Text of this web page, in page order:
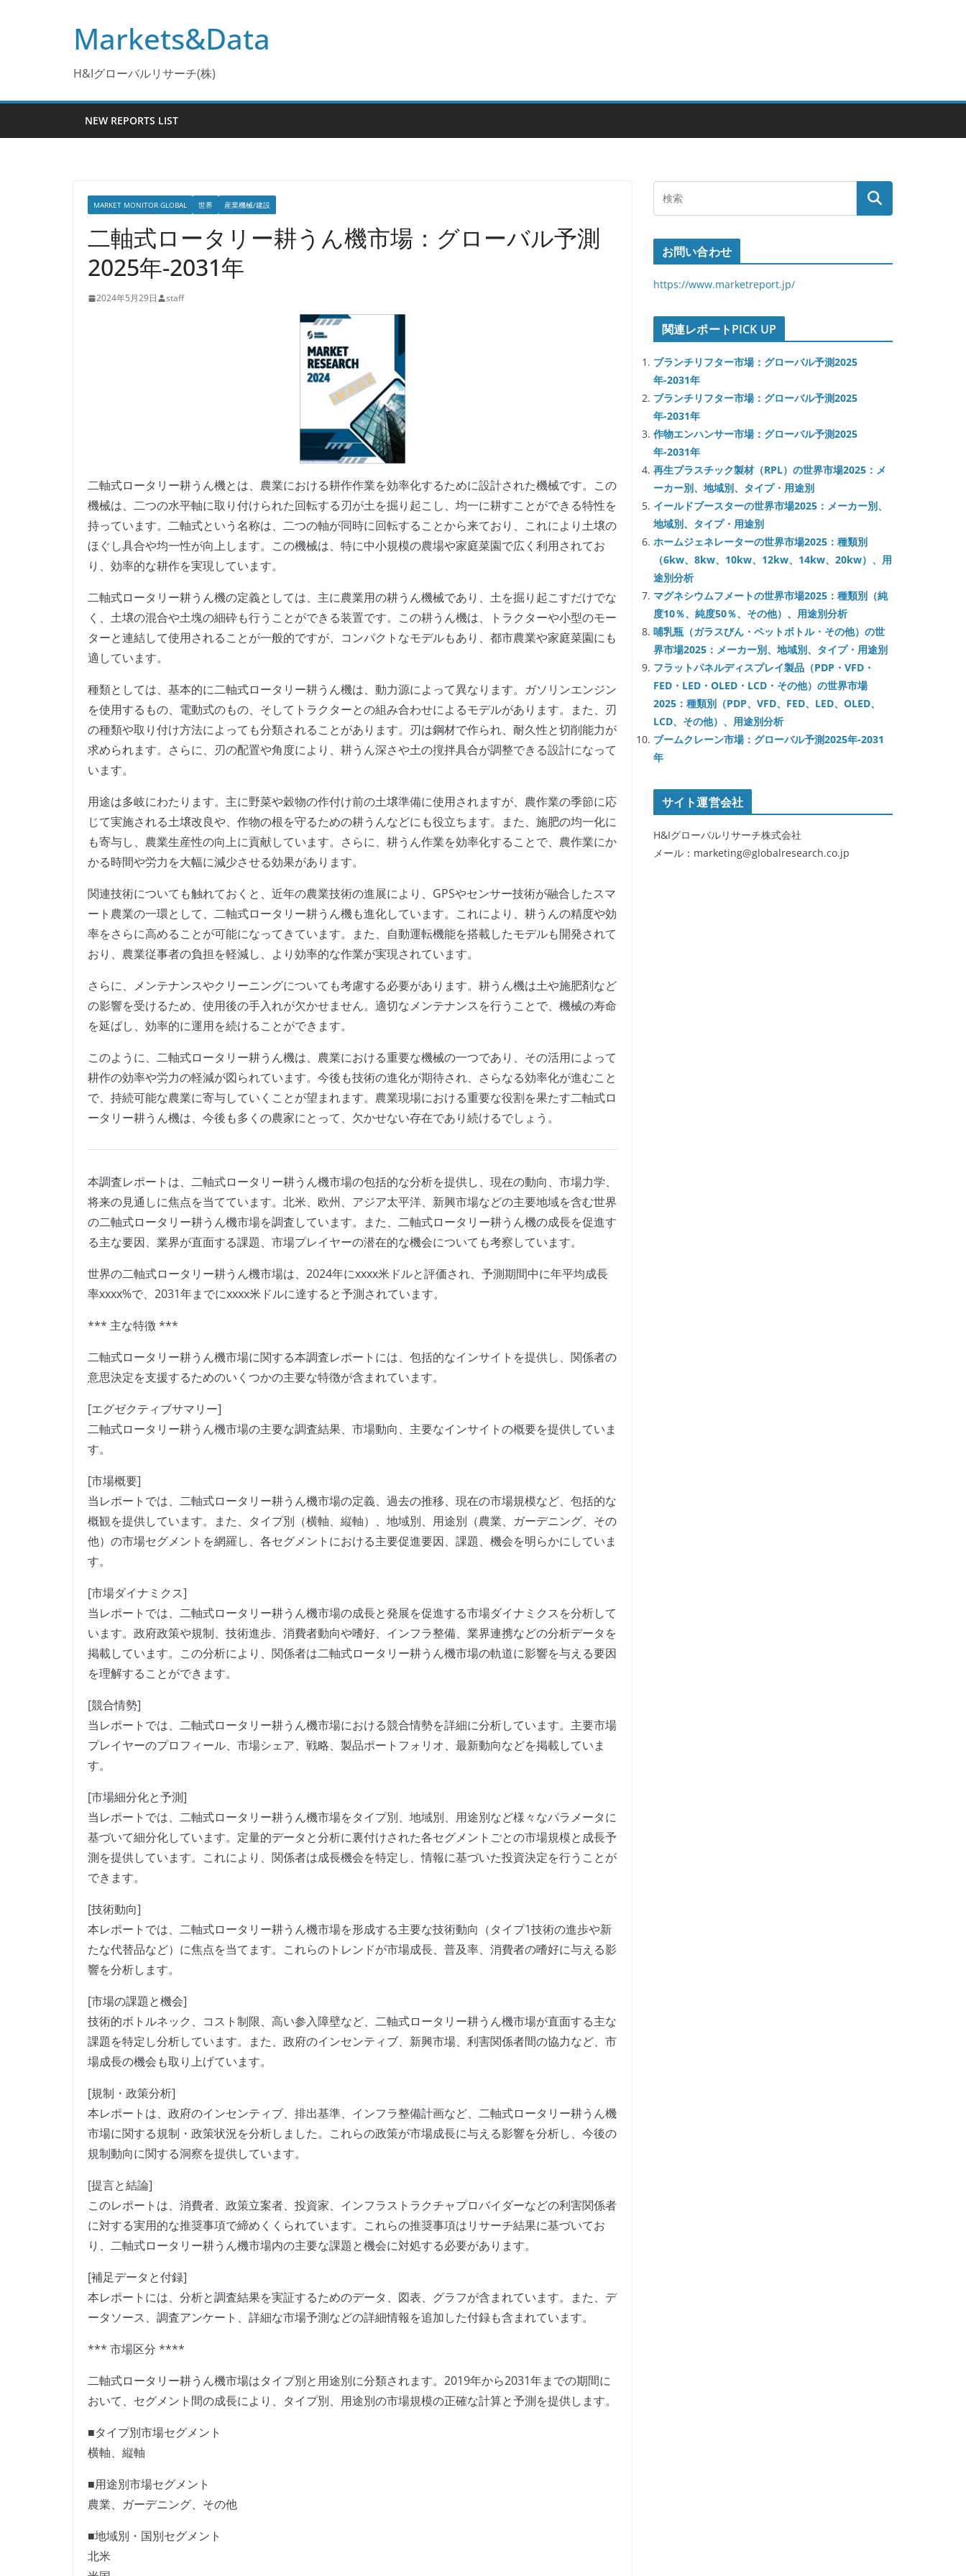
Markets&Data
H&Iグローバルリサーチ(株)
NEW REPORTS LIST
MARKET MONITOR GLOBAL 世界 産業機械/建設
二軸式ロータリー耕うん機市場：グローバル予測
2025年-2031年
2024年5月29日 staff
二軸式ロータリー耕うん機とは、農業における耕作作業を効率化するために設計された機械です。この
機械は、二つの水平軸に取り付けられた回転する刃が土を掘り起こし、均一に耕すことができる特性を
持っています。二軸式という名称は、二つの軸が同時に回転することから来ており、これにより土壌の
ほぐし具合や均一性が向上します。この機械は、特に中小規模の農場や家庭菜園で広く利用されてお
り、効率的な耕作を実現しています。
二軸式ロータリー耕うん機の定義としては、主に農業用の耕うん機械であり、土を掘り起こすだけでな
く、土壌の混合や土塊の細砕も行うことができる装置です。この耕うん機は、トラクターや小型のモー
ターと連結して使用されることが一般的ですが、コンパクトなモデルもあり、都市農業や家庭菜園にも
適しています。
種類としては、基本的に二軸式ロータリー耕うん機は、動力源によって異なります。ガソリンエンジン
を使用するもの、電動式のもの、そしてトラクターとの組み合わせによるモデルがあります。また、刃
の種類や取り付け方法によっても分類されることがあります。刃は鋼材で作られ、耐久性と切削能力が
求められます。さらに、刃の配置や角度により、耕うん深さや土の撹拌具合が調整できる設計になって
います。
用途は多岐にわたります。主に野菜や穀物の作付け前の土壌準備に使用されますが、農作業の季節に応
じて実施される土壌改良や、作物の根を守るための耕うんなどにも役立ちます。また、施肥の均一化に
も寄与し、農業生産性の向上に貢献しています。さらに、耕うん作業を効率化することで、農作業にか
かる時間や労力を大幅に減少させる効果があります。
関連技術についても触れておくと、近年の農業技術の進展により、GPSやセンサー技術が融合したスマ
ート農業の一環として、二軸式ロータリー耕うん機も進化しています。これにより、耕うんの精度や効
率をさらに高めることが可能になってきています。また、自動運転機能を搭載したモデルも開発されて
おり、農業従事者の負担を軽減し、より効率的な作業が実現されています。
さらに、メンテナンスやクリーニングについても考慮する必要があります。耕うん機は土や施肥剤など
の影響を受けるため、使用後の手入れが欠かせません。適切なメンテナンスを行うことで、機械の寿命
を延ばし、効率的に運用を続けることができます。
このように、二軸式ロータリー耕うん機は、農業における重要な機械の一つであり、その活用によって
耕作の効率や労力の軽減が図られています。今後も技術の進化が期待され、さらなる効率化が進むこと
で、持続可能な農業に寄与していくことが望まれます。農業現場における重要な役割を果たす二軸式ロ
ータリー耕うん機は、今後も多くの農家にとって、欠かせない存在であり続けるでしょう。
本調査レポートは、二軸式ロータリー耕うん機市場の包括的な分析を提供し、現在の動向、市場力学、
将来の見通しに焦点を当てています。北米、欧州、アジア太平洋、新興市場などの主要地域を含む世界
の二軸式ロータリー耕うん機市場を調査しています。また、二軸式ロータリー耕うん機の成長を促進す
る主な要因、業界が直面する課題、市場プレイヤーの潜在的な機会についても考察しています。
世界の二軸式ロータリー耕うん機市場は、2024年にxxxx米ドルと評価され、予測期間中に年平均成長
率xxxx%で、2031年までにxxxx米ドルに達すると予測されています。
*** 主な特徴 ***
二軸式ロータリー耕うん機市場に関する本調査レポートには、包括的なインサイトを提供し、関係者の
意思決定を支援するためのいくつかの主要な特徴が含まれています。
[エグゼクティブサマリー]
二軸式ロータリー耕うん機市場の主要な調査結果、市場動向、主要なインサイトの概要を提供していま
す。
[市場概要]
当レポートでは、二軸式ロータリー耕うん機市場の定義、過去の推移、現在の市場規模など、包括的な
概観を提供しています。また、タイプ別（横軸、縦軸）、地域別、用途別（農業、ガーデニング、その
他）の市場セグメントを網羅し、各セグメントにおける主要促進要因、課題、機会を明らかにしていま
す。
[市場ダイナミクス]
当レポートでは、二軸式ロータリー耕うん機市場の成長と発展を促進する市場ダイナミクスを分析して
います。政府政策や規制、技術進歩、消費者動向や嗜好、インフラ整備、業界連携などの分析データを
掲載しています。この分析により、関係者は二軸式ロータリー耕うん機市場の軌道に影響を与える要因
を理解することができます。
[競合情勢]
当レポートでは、二軸式ロータリー耕うん機市場における競合情勢を詳細に分析しています。主要市場
プレイヤーのプロフィール、市場シェア、戦略、製品ポートフォリオ、最新動向などを掲載していま
す。
[市場細分化と予測]
当レポートでは、二軸式ロータリー耕うん機市場をタイプ別、地域別、用途別など様々なパラメータに
基づいて細分化しています。定量的データと分析に裏付けされた各セグメントごとの市場規模と成長予
測を提供しています。これにより、関係者は成長機会を特定し、情報に基づいた投資決定を行うことが
できます。
[技術動向]
本レポートでは、二軸式ロータリー耕うん機市場を形成する主要な技術動向（タイプ1技術の進歩や新
たな代替品など）に焦点を当てます。これらのトレンドが市場成長、普及率、消費者の嗜好に与える影
響を分析します。
[市場の課題と機会]
技術的ボトルネック、コスト制限、高い参入障壁など、二軸式ロータリー耕うん機市場が直面する主な
課題を特定し分析しています。また、政府のインセンティブ、新興市場、利害関係者間の協力など、市
場成長の機会も取り上げています。
[規制・政策分析]
本レポートは、政府のインセンティブ、排出基準、インフラ整備計画など、二軸式ロータリー耕うん機
市場に関する規制・政策状況を分析しました。これらの政策が市場成長に与える影響を分析し、今後の
規制動向に関する洞察を提供しています。
[提言と結論]
このレポートは、消費者、政策立案者、投資家、インフラストラクチャプロバイダーなどの利害関係者
に対する実用的な推奨事項で締めくくられています。これらの推奨事項はリサーチ結果に基づいてお
り、二軸式ロータリー耕うん機市場内の主要な課題と機会に対処する必要があります。
[補足データと付録]
本レポートには、分析と調査結果を実証するためのデータ、図表、グラフが含まれています。また、デ
ータソース、調査アンケート、詳細な市場予測などの詳細情報を追加した付録も含まれています。
*** 市場区分 ****
二軸式ロータリー耕うん機市場はタイプ別と用途別に分類されます。2019年から2031年までの期間に
おいて、セグメント間の成長により、タイプ別、用途別の市場規模の正確な計算と予測を提供します。
■タイプ別市場セグメント
横軸、縦軸
■用途別市場セグメント
農業、ガーデニング、その他
■地域別・国別セグメント
北米
お問い合わせ
https://www.marketreport.jp/
関連レポートPICK UP
ブランチリフター市場：グローバル予測2025
年-2031年
ブランチリフター市場：グローバル予測2025
年-2031年
作物エンハンサー市場：グローバル予測2025
年-2031年
再生プラスチック製材（RPL）の世界市場2025：メ
ーカー別、地域別、タイプ・用途別
イールドブースターの世界市場2025：メーカー別、
地域別、タイプ・用途別
ホームジェネレーターの世界市場2025：種類別
（6kw、8kw、10kw、12kw、14kw、20kw）、用
途別分析
マグネシウムフメートの世界市場2025：種類別（純
度10％、純度50％、その他）、用途別分析
哺乳瓶（ガラスびん・ペットボトル・その他）の世
界市場2025：メーカー別、地域別、タイプ・用途別
フラットパネルディスプレイ製品（PDP・VFD・
FED・LED・OLED・LCD・その他）の世界市場
2025：種類別（PDP、VFD、FED、LED、OLED、
LCD、その他）、用途別分析
ブームクレーン市場：グローバル予測2025年-2031
年
サイト運営会社
H&Iグローバルリサーチ株式会社
メール：marketing@globalresearch.co.jp